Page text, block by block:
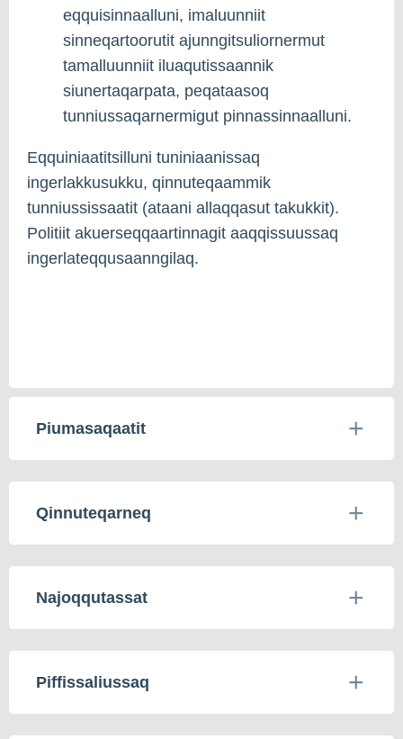
eqquisinnaalluni, imaluunniit
sinneqartoorutit ajunngitsuliornermut
tamalluunniit iluaqutissaannik
siunertaqarpata, peqataasoq
tunniussaqarnermigut pinnassinnaalluni.
Eqquiniaatitsilluni tuniniaanissaq
ingerlakkusukku, qinnuteqaammik
tunniussissaatit (ataani allaqqasut takukkit).
Politiit akuerseqqaartinnagit aaqqissuussaq
ingerlateqqusaanngilaq.
Piumasaqaatit
Qinnuteqarneq
Najoqqutassat
Piffissaliussaq